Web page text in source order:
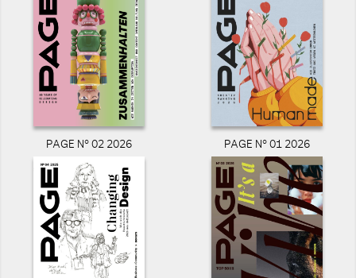
PAGE N° 02 2026 PAGE N° 01 2026